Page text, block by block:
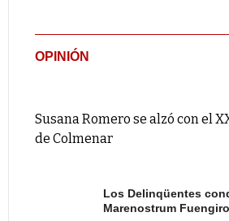
OPINIÓN
Susana Romero se alzó con el
de Colmenar
Los Delinqüentes
Marenostrum